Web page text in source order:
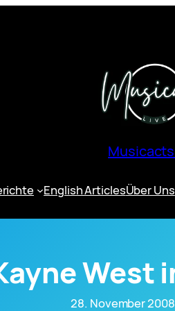
English ArticlesÜber Uns
West
28. November 2008